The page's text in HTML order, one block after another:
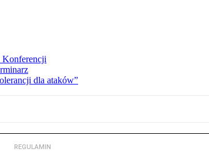
Konferencji
dla ataków”
REGULAMIN